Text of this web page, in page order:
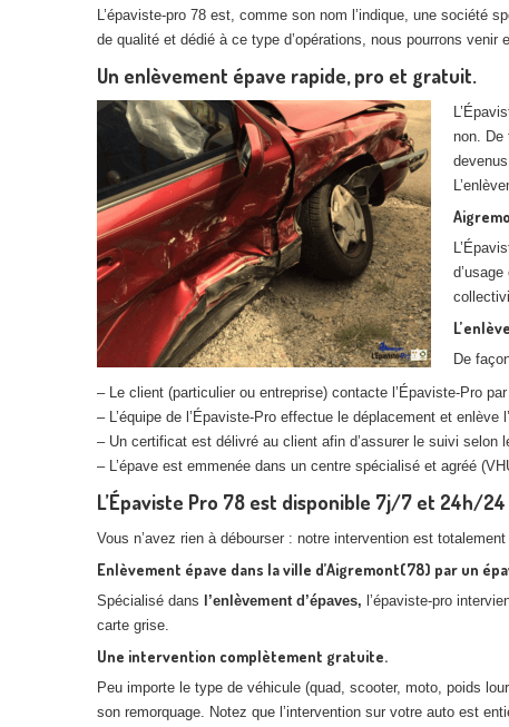
L’épaviste-pro 78 est, comme son nom l’indique, une société
de qualité et dédié à ce type d’opérations, nous pourrons venir
Un enlèvement épave rapide, pro et gratuit.
non. De
De
– Le client (particulier ou entreprise) contacte l’Épaviste-Pro
– L’équipe de l’Épaviste-Pro effectue le déplacement et enlève
– Un certificat est délivré au client afin d’assurer le suivi selon
– L’épave est emmenée dans un centre spécialisé et agréé
L’Épaviste Pro 78 est disponible 7j/7 et 24h/
Vous n’avez rien à débourser : notre intervention est
Enlèvement épave dans la ville d’Aigremont(78) par un
Spécialisé dans l’enlèvement d’épaves, l’épaviste-pro
carte grise.
Une intervention complètement gratuite.
Peu importe le type de véhicule (quad, scooter, moto, poids
son remorquage. Notez que l’intervention sur votre auto est